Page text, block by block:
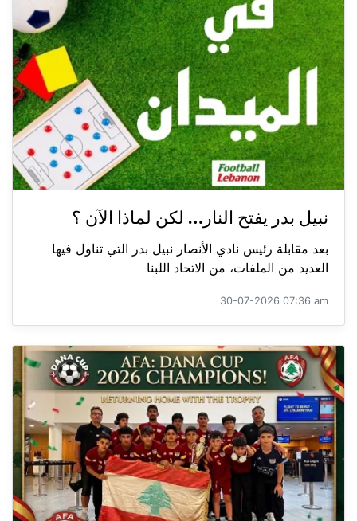
نبيل بدر يفتح النار… لكن لماذا الآن ؟
بعد مقابلة رئيس نادي الأنصار نبيل بدر التي تناول فيها
العديد من الملفات، من الاتحاد اللبنا...
30-07-2026 07:36 am